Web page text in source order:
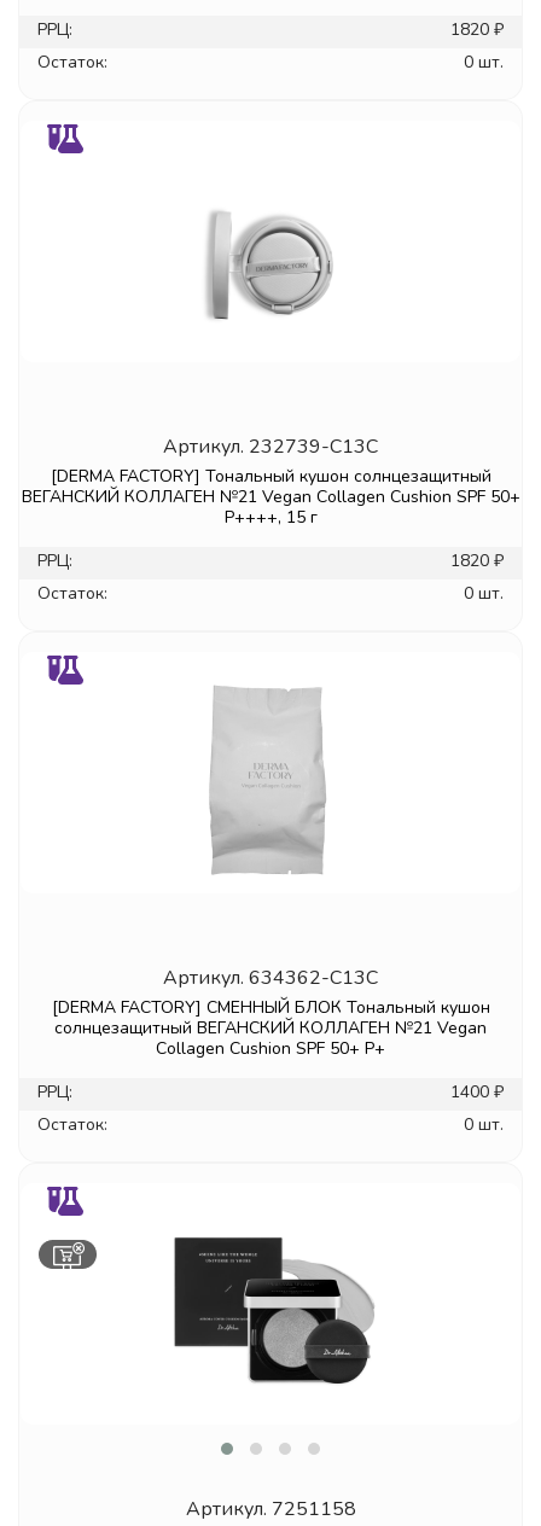
РРЦ:
1820 ₽
Остаток:
0 шт.
Артикул. 232739-C13C
[DERMA FACTORY] Тональный кушон солнцезащитный
ВЕГАНСКИЙ КОЛЛАГЕН №21 Vegan Collagen Cushion SPF 50+
P++++, 15 г
РРЦ:
1820 ₽
Остаток:
0 шт.
Артикул. 634362-C13C
[DERMA FACTORY] СМЕННЫЙ БЛОК Тональный кушон
солнцезащитный ВЕГАНСКИЙ КОЛЛАГЕН №21 Vegan
Collagen Cushion SPF 50+ P+
РРЦ:
1400 ₽
Остаток:
0 шт.
Артикул. 7251158